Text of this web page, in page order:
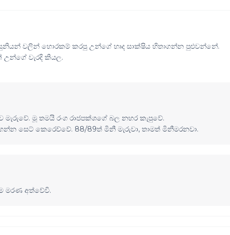
යුනියන් වලින් හොරකම් කරපු උන්ගේ හෘද සාක්ෂිය හිතාගන්න පුළුවන්නේ.
වැරදි කියල.
මූ තමයි රංග රාජපක්ශගේ බල නහර කැපුවේ.
සෙට් කෙරෙව්වේ. 88/89ත් මිනී මැරුවා, තාමත් මිනීමරනවා.
මරණ අත්වේවි.